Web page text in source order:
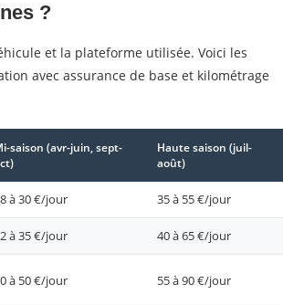
?
et la plateforme utilisée. Voici les
avec assurance de base et kilométrage
saison (avr-juin, sept-
Haute saison (juil-
août)
à 30 €/jour 35 à 55 €/jour
à 35 €/jour 40 à 65 €/jour
à 50 €/jour 55 à 90 €/jour